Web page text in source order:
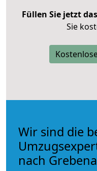
Füllen Sie jetzt
Sie
Wir sind die
nach